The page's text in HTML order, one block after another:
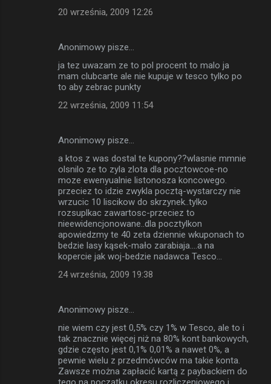
20 września, 2009 12:26
Anonimowy pisze…
ja tez uwazam ze to pol procent to malo ja
mam clubcarte ale nie kupuje w tesco tylko po
to aby zebrac punkty
22 września, 2009 11:54
Anonimowy pisze…
a ktos z was dostal te kupony??wlasnie mmnie
olsnilo ze to zyla zlota dla pocztowcoe-no
moze ewenyualnie listonosza koncowego.
przeciez to idzie zwykla pocztą-wystarczy nie
wrzucic 10 liscikow do skrzynek..tylko
rozsuplkac zawartosc-przeciez to
nieewidencjonowane..dla pocztylkon
apowiedzmy te 40 zeta dziennie wkuponach to
bedzie lasy kąsek-mało zarabiaja....a na
kopercie jak woj-bedzie nadawca Tesco...
24 września, 2009 19:38
Anonimowy pisze…
nie wiem czy jest 0,5% czy 1% w Tesco, ale to i
tak znacznie więcej niż na 80% kont bankowych,
gdzie często jest 0,1% 0,01% a nawet 0%, a
pewnie wielu z przedmówców ma takie konta.
Zawsze można zapłacić kartą z paybackiem do